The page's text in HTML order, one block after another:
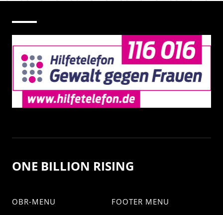
ONE BILLION RISING
OBR-MENU FOOTER MENU